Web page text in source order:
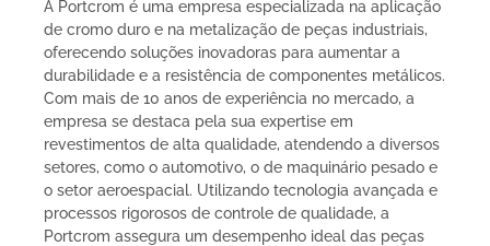
A Portcrom é uma empresa especializada na aplicação
de cromo duro e na metalização de peças industriais,
oferecendo soluções inovadoras para aumentar a
durabilidade e a resistência de componentes metálicos.
Com mais de 10 anos de experiência no mercado, a
empresa se destaca pela sua expertise em
revestimentos de alta qualidade, atendendo a diversos
setores, como o automotivo, o de maquinário pesado e
o setor aeroespacial. Utilizando tecnologia avançada e
processos rigorosos de controle de qualidade, a
Portcrom assegura um desempenho ideal das peças